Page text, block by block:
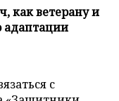
как ветерану и
адаптации
с